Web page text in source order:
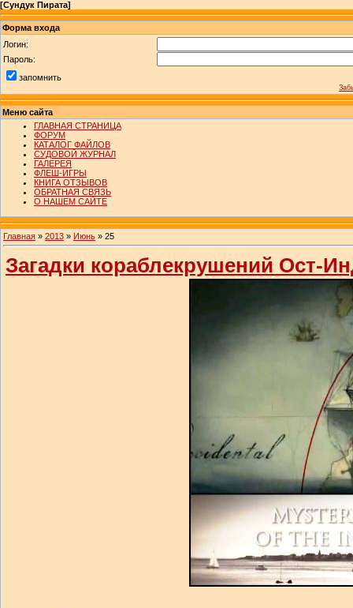
[Сундук Пирата]
Форма входа
Логин:
Пароль:
запомнить
Меню сайта
ГЛАВНАЯ СТРАНИЦА
ФОРУМ
КАТАЛОГ ФАЙЛОВ
СУДОВОЙ ЖУРНАЛ
ГАЛЕРЕЯ
ФЛЕШ-ИГРЫ
КНИГА ОТЗЫВОВ
ОБРАТНАЯ СВЯЗЬ
О НАШЕМ САЙТЕ
Главная » 2013 » Июнь » 25
Загадки кораблекрушений Ост-